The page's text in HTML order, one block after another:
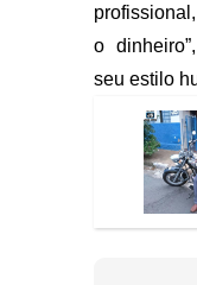
o
seu estilo